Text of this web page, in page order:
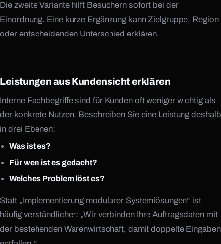
Die zweite Variante hilft Besuchern sofort bei der
Einordnung. Eine kurze Ergänzung kann Zielgruppe, Region
oder entscheidenden Unterschied erklären.
Leistungen aus Kundensicht erklären
Interne Fachbegriffe sind für Kunden oft weniger wichtig als
der konkrete Nutzen. Beschreiben Sie eine Leistung deshalb
in drei Ebenen:
Was ist es?
Für wen ist es gedacht?
Welches Problem löst es?
Statt „Implementierung modularer Systemlösungen“ ist
häufig verständlicher: „Wir verbinden Ihre Auftragsdaten mit
der bestehenden Warenwirtschaft, damit doppelte Eingaben